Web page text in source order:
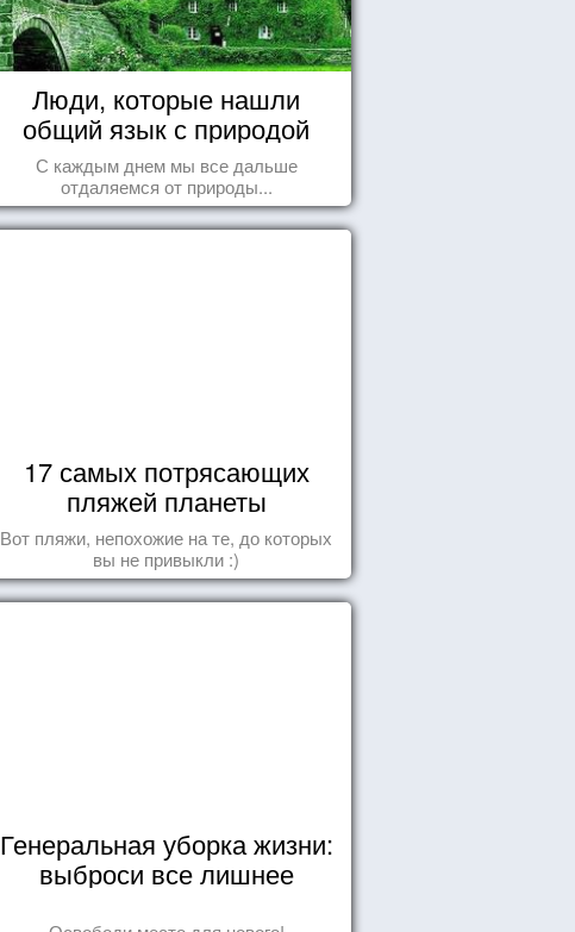
Люди, которые нашли
общий язык с природой
С каждым днем мы все дальше
отдаляемся от природы...
17 самых потрясающих
пляжей планеты
Вот пляжи, непохожие на те, до которых
вы не привыкли :)
Генеральная уборка жизни:
выброси все лишнее